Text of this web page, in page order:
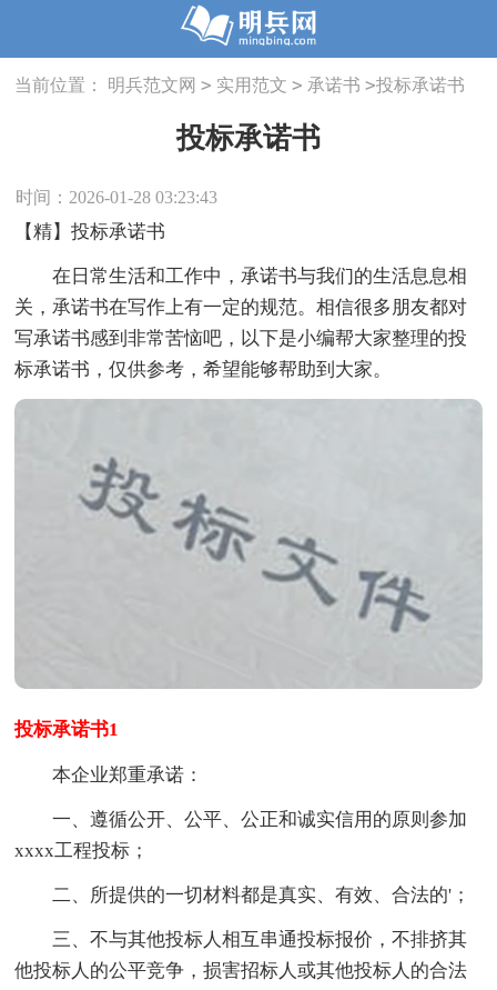
当前位置： 明兵范文网 > 实用范文 > 承诺书 >投标承诺书
投标承诺书
时间：2026-01-28 03:23:43
【精】投标承诺书
在日常生活和工作中，承诺书与我们的生活息息相
关，承诺书在写作上有一定的规范。相信很多朋友都对
写承诺书感到非常苦恼吧，以下是小编帮大家整理的投
标承诺书，仅供参考，希望能够帮助到大家。
投标承诺书1
本企业郑重承诺：
一、遵循公开、公平、公正和诚实信用的原则参加
xxxx工程投标；
二、所提供的一切材料都是真实、有效、合法的'；
三、不与其他投标人相互串通投标报价，不排挤其
他投标人的公平竞争，损害招标人或其他投标人的合法